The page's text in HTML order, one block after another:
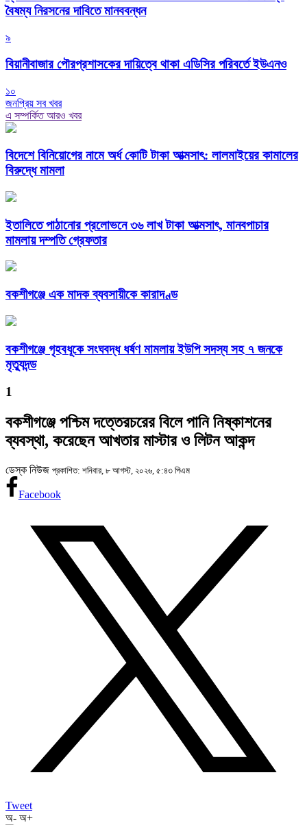
বৈষম্য নিরসনের দাবিতে মানববন্ধন
৯
বিয়ানীবাজার পৌরপ্রশাসকের দায়িত্বে থাকা এডিসির পরিবর্তে ইউএনও
১০
জনপ্রিয় সব খবর
এ সম্পর্কিত আরও খবর
বিদেশে বিনিয়োগের নামে অর্ধ কোটি টাকা আত্মসাৎ: লালমাইয়ের কামালের
বিরুদ্ধে মামলা
ইতালিতে পাঠানোর প্রলোভনে ৩৬ লাখ টাকা আত্মসাৎ, মানবপাচার
মামলায় দম্পতি গ্রেফতার
বকশীগঞ্জে এক মাদক ব্যবসায়ীকে কারাদণ্ড
বকশীগঞ্জে গৃহবধূকে সংঘবদ্ধ ধর্ষণ মামলায় ইউপি সদস্য সহ ৭ জনকে
মৃত্যুদন্ড
1
বকশীগঞ্জে পশ্চিম দত্তেরচরের বিলে পানি নিষ্কাশনের
ব্যবস্থা, করেছেন আখতার মাস্টার ও লিটন আকন্দ
ডেস্ক নিউজ প্রকাশিত: শনিবার, ৮ আগস্ট, ২০২৬, ৫:৪৩ পিএম
Facebook
Tweet
অ- অ+